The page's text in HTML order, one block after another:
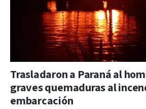
Trasladaron a Paraná al
graves quemaduras al
embarcación